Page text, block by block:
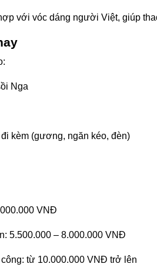
với vóc dáng người Việt, giúp
Nga
kèm (gương, ngăn kéo, đèn)
VNĐ
5.500.000 – 8.000.000 VNĐ
từ 10.000.000 VNĐ trở lên